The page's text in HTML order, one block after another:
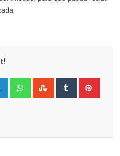
LinkedIn WhatsappStumbleUpon
Tumblr